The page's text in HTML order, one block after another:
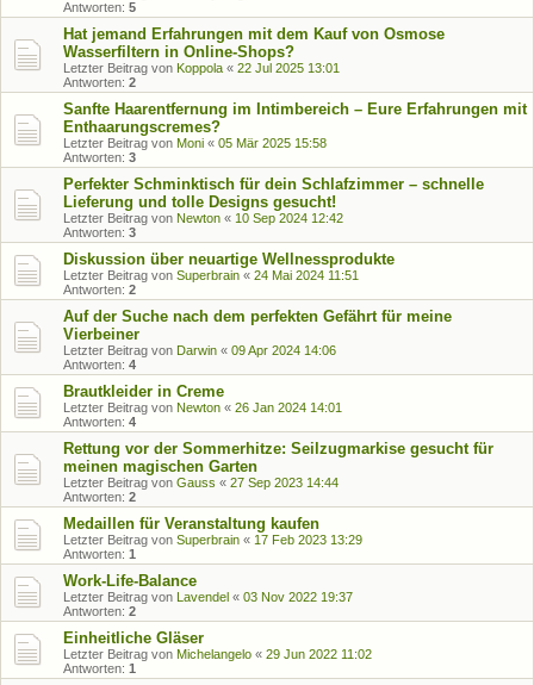
Antworten: 5
Hat jemand Erfahrungen mit dem Kauf von Osmose
Wasserfiltern in Online-Shops?
Letzter Beitrag von Koppola « 22 Jul 2025 13:01
Antworten: 2
Sanfte Haarentfernung im Intimbereich – Eure Erfahrungen mit
Enthaarungscremes?
Letzter Beitrag von Moni « 05 Mär 2025 15:58
Antworten: 3
Perfekter Schminktisch für dein Schlafzimmer – schnelle
Lieferung und tolle Designs gesucht!
Letzter Beitrag von Newton « 10 Sep 2024 12:42
Antworten: 3
Diskussion über neuartige Wellnessprodukte
Letzter Beitrag von Superbrain « 24 Mai 2024 11:51
Antworten: 2
Auf der Suche nach dem perfekten Gefährt für meine
Vierbeiner
Letzter Beitrag von Darwin « 09 Apr 2024 14:06
Antworten: 4
Brautkleider in Creme
Letzter Beitrag von Newton « 26 Jan 2024 14:01
Antworten: 4
Rettung vor der Sommerhitze: Seilzugmarkise gesucht für
meinen magischen Garten
Letzter Beitrag von Gauss « 27 Sep 2023 14:44
Antworten: 2
Medaillen für Veranstaltung kaufen
Letzter Beitrag von Superbrain « 17 Feb 2023 13:29
Antworten: 1
Work-Life-Balance
Letzter Beitrag von Lavendel « 03 Nov 2022 19:37
Antworten: 2
Einheitliche Gläser
Letzter Beitrag von Michelangelo « 29 Jun 2022 11:02
Antworten: 1